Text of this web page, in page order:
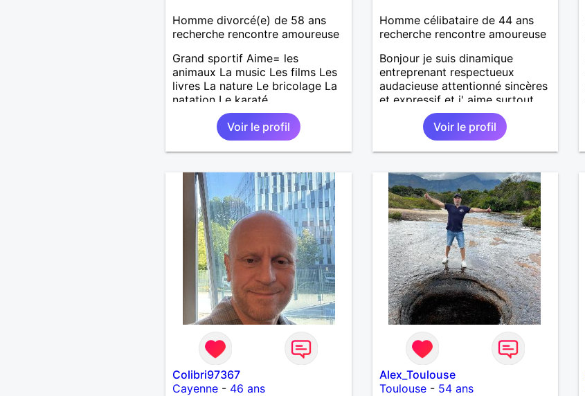
Homme divorcé(e) de 58 ans
recherche rencontre amoureuse
Grand sportif Aime= les
animaux La music Les films Les
livres La nature Le bricolage La
natation Le karaté
Voir le profil
Homme célibataire de 44 ans
recherche rencontre amoureuse
Bonjour je suis dinamique
entreprenant respectueux
audacieuse attentionné sincères
et expressif et j' aime surtout
les câlins et à les partager avec
humour et amour bisous à+ à
Voir le profil
Colibri97367
Cayenne- 46 ans
Alex_Toulouse
Toulouse- 54 ans